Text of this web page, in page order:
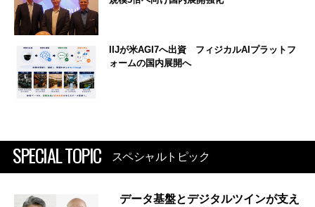
IIJが米AGI7へ出資 フィジカルAIプラットフ
ォームの国内展開へ
SPECIAL TOPIC スペシャルトピック
データ基盤とデジタルツインが支え